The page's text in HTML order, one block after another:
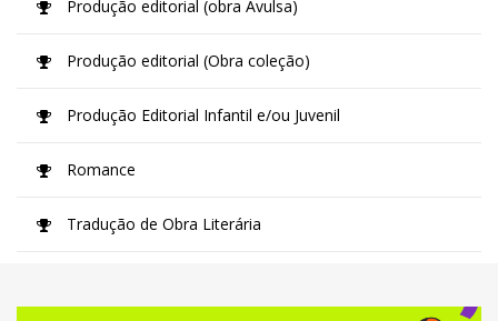
Produção editorial (obra Avulsa)
Produção editorial (Obra coleção)
Produção Editorial Infantil e/ou Juvenil
Romance
Tradução de Obra Literária